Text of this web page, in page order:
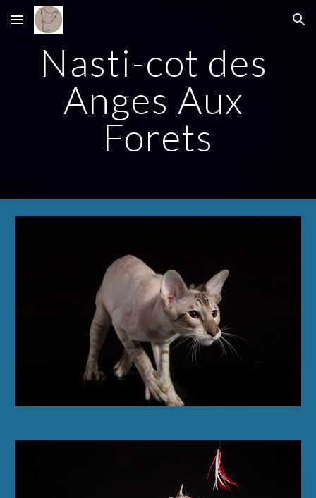
Skip to main content Skip to navigation
Nasti-cot des
Anges Aux
Forets